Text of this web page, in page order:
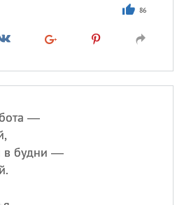
86
—
в будни —